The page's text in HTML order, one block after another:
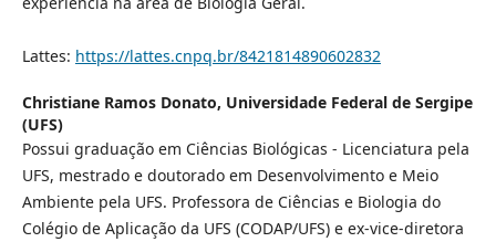
Lattes: https://lattes.cnpq.br/8421814890602832
Christiane Ramos Donato, Universidade Federal de Sergipe
(UFS)
Possui graduação em Ciências Biológicas - Licenciatura pela
UFS, mestrado e doutorado em Desenvolvimento e Meio
Ambiente pela UFS. Professora de Ciências e Biologia do
Colégio de Aplicação da UFS (CODAP/UFS) e ex-vice-diretora